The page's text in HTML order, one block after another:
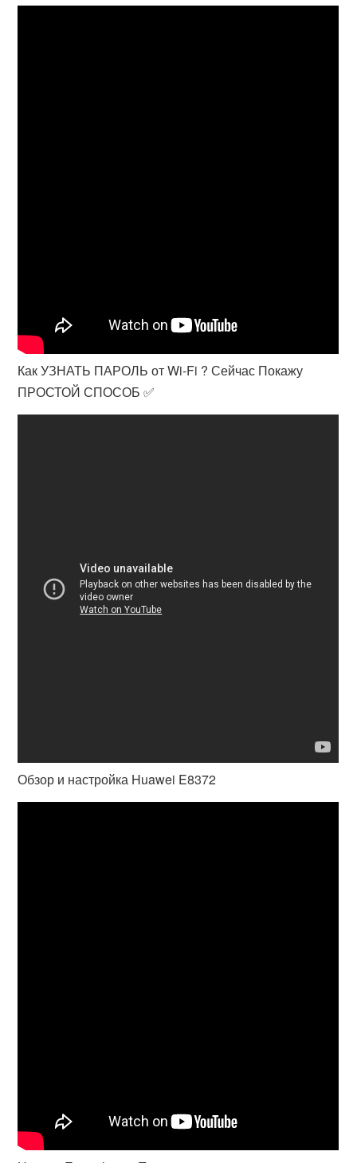
Как УЗНАТЬ ПАРОЛЬ от Wi-Fi ? Сейчас Покажу
ПРОСТОЙ СПОСОБ ✅
Обзор и настройка Huawei E8372